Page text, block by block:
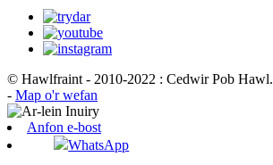
© Hawlfraint - 2010-2022 : Cedwir Pob Hawl.
- Map o'r wefan
Anfon e-bost
WhatsApp